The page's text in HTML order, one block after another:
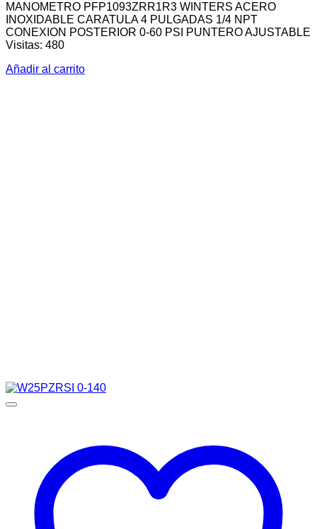
MANOMETRO PFP1093ZRR1R3 WINTERS ACERO
INOXIDABLE CARATULA 4 PULGADAS 1/4 NPT
CONEXION POSTERIOR 0-60 PSI PUNTERO AJUSTABLE
Visitas: 480
Añadir al carrito